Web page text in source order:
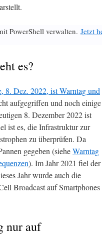
PowerShell verwalten. Jetzt
es?
8. Dez. 2022, ist Warntag und
aufgegriffen und noch einige
8. Dezember 2022 ist
ist es, die Infrastruktur zur
zu überprüfen. Da
gegeben (sieheWarntag
). Im Jahr 2021 fiel der
Jahr wurde auch die
Broadcast auf Smartphones
nur auf